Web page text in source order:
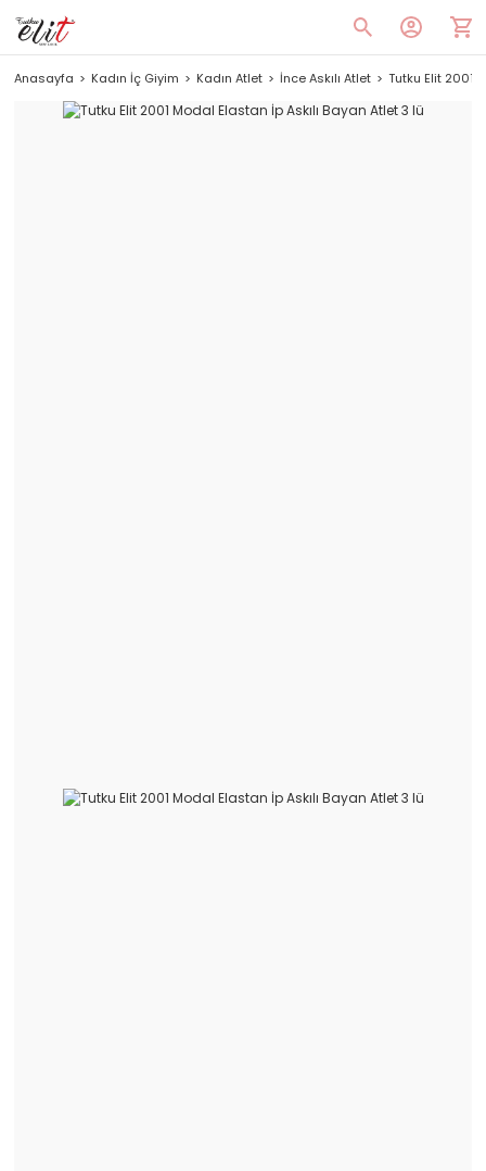
Anasayfa Kadın İç Giyim Kadın Atlet İnce Askılı Atlet Tutku Elit 2001